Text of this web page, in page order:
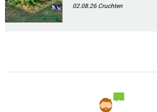
02.08.26Cruchten